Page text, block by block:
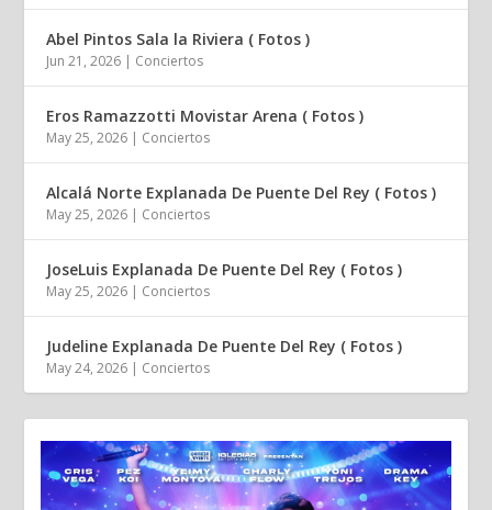
Abel Pintos Sala la Riviera ( Fotos )
Jun 21, 2026 | Conciertos
Eros Ramazzotti Movistar Arena ( Fotos )
May 25, 2026 | Conciertos
Alcalá Norte Explanada De Puente Del Rey ( Fotos )
May 25, 2026 | Conciertos
JoseLuis Explanada De Puente Del Rey ( Fotos )
May 25, 2026 | Conciertos
Judeline Explanada De Puente Del Rey ( Fotos )
May 24, 2026 | Conciertos